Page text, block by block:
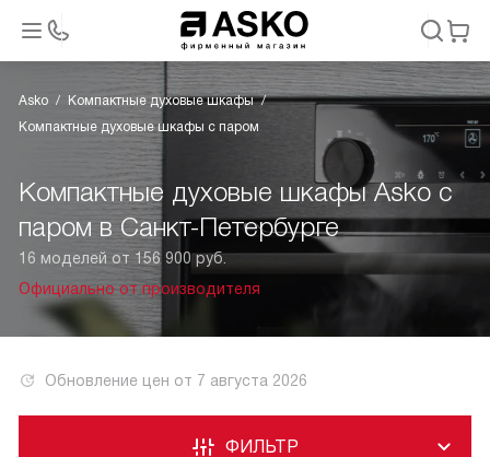
Asko
Компактные духовые шкафы
Компактные духовые шкафы с паром
Компактные духовые шкафы Asko с
паром в Санкт-Петербурге
16 моделей от 156 900 руб.
Официально от производителя
Обновление цен от 7 августа 2026
ФИЛЬТР